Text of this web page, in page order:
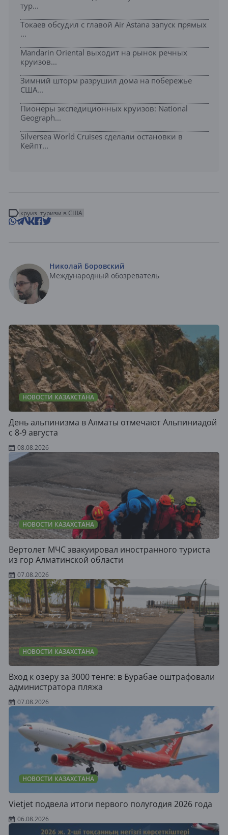
тур...
Токаев обсудил с главой Air Astana запуск прямых
...
Mandarin Oriental выходит на рынок речных
круизов...
Зимний шторм разрушил дома на побережье
США...
Пионеры экспедиционных круизов: National
Geograph...
Silversea World Cruises сделали остановки в
Кейпт...
круиз туризм в США
Николай Боровский
Международный обозреватель
НОВОСТИ КАЗАХСТАНА
День альпинизма в Алматы отмечают Альпиниадой
с 8-9 августа
08.08.2026
НОВОСТИ КАЗАХСТАНА
Вертолет МЧС эвакуировал иностранного туриста
из гор Алматинской области
07.08.2026
НОВОСТИ КАЗАХСТАНА
Вход к озеру за 3000 тенге: в Бурабае оштрафовали
администратора пляжа
07.08.2026
НОВОСТИ КАЗАХСТАНА
Vietjet подвела итоги первого полугодия 2026 года
06.08.2026